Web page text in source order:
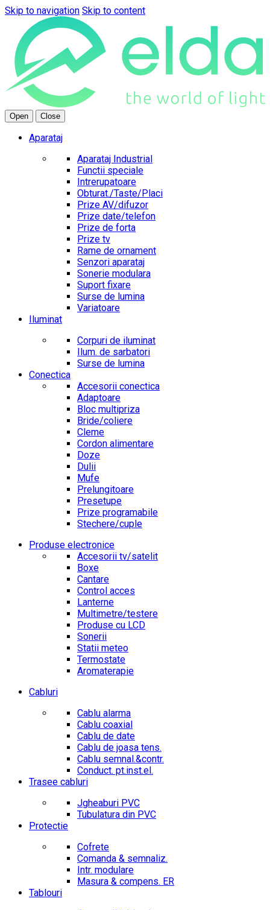
Skip to navigation Skip to content
Open Close
Aparataj
Aparataj Industrial
Functii speciale
Intrerupatoare
Obturat./Taste/Placi
Prize AV/difuzor
Prize date/telefon
Prize de forta
Prize tv
Rame de ornament
Senzori aparataj
Sonerie modulara
Suport fixare
Surse de lumina
Variatoare
Iluminat
Corpuri de iluminat
Ilum. de sarbatori
Surse de lumina
Conectica
Accesorii conectica
Adaptoare
Bloc multipriza
Bride/coliere
Cleme
Cordon alimentare
Doze
Dulii
Mufe
Prelungitoare
Presetupe
Prize programabile
Stechere/cuple
Produse electronice
Accesorii tv/satelit
Boxe
Cantare
Control acces
Lanterne
Multimetre/testere
Produse cu LCD
Sonerii
Statii meteo
Termostate
Aromaterapie
Cabluri
Cablu alarma
Cablu coaxial
Cablu de date
Cablu de joasa tens.
Cablu semnal.&contr.
Conduct. pt.inst.el.
Trasee cabluri
Jgheaburi PVC
Tubulatura din PVC
Protectie
Cofrete
Comanda & semnaliz.
Intr. modulare
Masura & compens. ER
Tablouri